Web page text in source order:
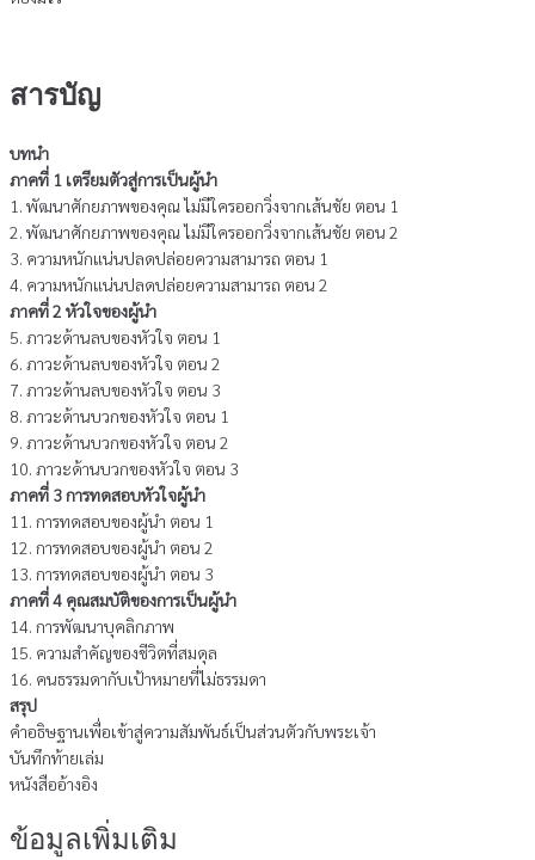
สารบัญ
บทนำ
ภาคที่ 1 เตรียมตัวสู่การเป็นผู้นำ
1. พัฒนาศักยภาพของคุณ ไม่มีใครออกวิ่งจากเส้นชัย ตอน 1
2. พัฒนาศักยภาพของคุณ ไม่มีใครออกวิ่งจากเส้นชัย ตอน 2
3. ความหนักแน่นปลดปล่อยความสามารถ ตอน 1
4. ความหนักแน่นปลดปล่อยความสามารถ ตอน 2
ภาคที่ 2 หัวใจของผู้นำ
5. ภาวะด้านลบของหัวใจ ตอน 1
6. ภาวะด้านลบของหัวใจ ตอน 2
7. ภาวะด้านลบของหัวใจ ตอน 3
8. ภาวะด้านบวกของหัวใจ ตอน 1
9. ภาวะด้านบวกของหัวใจ ตอน 2
10. ภาวะด้านบวกของหัวใจ ตอน 3
ภาคที่ 3 การทดสอบหัวใจผู้นำ
11. การทดสอบของผู้นำ ตอน 1
12. การทดสอบของผู้นำ ตอน 2
13. การทดสอบของผู้นำ ตอน 3
ภาคที่ 4 คุณสมบัติของการเป็นผู้นำ
14. การพัฒนาบุคลิกภาพ
15. ความสำคัญของชีวิตที่สมดุล
16. คนธรรมดากับเป้าหมายที่ไม่ธรรมดา
สรุป
คำอธิษฐานเพื่อเข้าสู่ความสัมพันธ์เป็นส่วนตัวกับพระเจ้า
บันทึกท้ายเล่ม
หนังสืออ้างอิง
ข้อมูลเพิ่มเติม